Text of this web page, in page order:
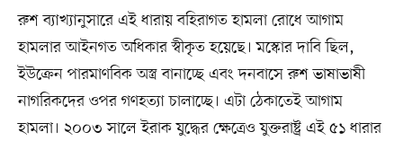
রুশ ব্যাখ্যানুসারে এই ধারায় বহিরাগত হামলা রোধে আগাম
হামলার আইনগত অধিকার স্বীকৃত হয়েছে। মস্কোর দাবি ছিল,
ইউক্রেন পারমাণবিক অস্ত্র বানাচ্ছে এবং দনবাসে রুশ ভাষাভাষী
নাগরিকদের ওপর গণহত্যা চালাচ্ছে। এটা ঠেকাতেই আগাম
হামলা। ২০০৩ সালে ইরাক যুদ্ধের ক্ষেত্রেও যুক্তরাষ্ট্র এই ৫১ ধারার